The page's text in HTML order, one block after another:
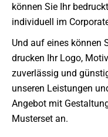
können Sie Ihr
individuell im
Und auf eines können
drucken Ihr Logo,
zuverlässig und
unseren Leistungen
Angebot mit
Musterset an.